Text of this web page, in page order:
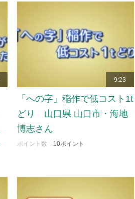
9:23
「への字」稲作で低コスト1t
どり 山口県 山口市・海地
博志さん
ポイント数 10ポイント